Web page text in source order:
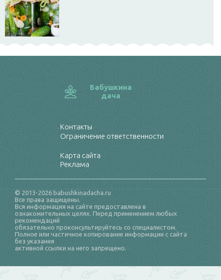
Бабушкина
дача
Контакты
Ограничение ответственности
Карта сайта
Реклама
© 2013-2026 babushkinadacha.ru
Все права защищены.
Вся информация на сайте предоставлена в
ознакомительных целях. Перед применением любых
рекомендаций
обязательно проконсультируйтесь со специалистом.
Полное или частичное копирование информации с сайта
без указания
активной ссылки на него запрещено.